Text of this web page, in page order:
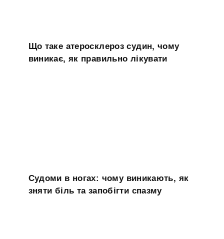
Що таке атеросклероз судин, чому
виникає, як правильно лікувати
Судоми в ногах: чому виникають, як
зняти біль та запобігти спазму